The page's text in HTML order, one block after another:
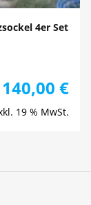
4er Set
140,00 €
19 % MwSt.